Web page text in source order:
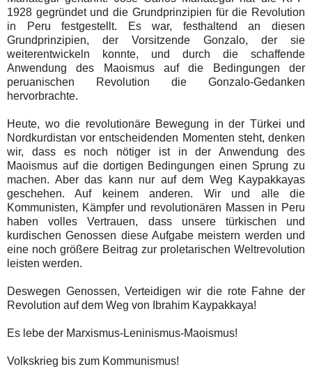
1928 gegründet und die Grundprinzipien für die Revolution
in Peru festgestellt. Es war, festhaltend an diesen
Grundprinzipien, der Vorsitzende Gonzalo, der sie
weiterentwickeln konnte, und durch die schaffende
Anwendung des Maoismus auf die Bedingungen der
peruanischen Revolution die Gonzalo-Gedanken
hervorbrachte.
Heute, wo die revolutionäre Bewegung in der Türkei und
Nordkurdistan vor entscheidenden Momenten steht, denken
wir, dass es noch nötiger ist in der Anwendung des
Maoismus auf die dortigen Bedingungen einen Sprung zu
machen. Aber das kann nur auf dem Weg Kaypakkayas
geschehen. Auf keinem anderen. Wir und alle die
Kommunisten, Kämpfer und revolutionären Massen in Peru
haben volles Vertrauen, dass unsere türkischen und
kurdischen Genossen diese Aufgabe meistern werden und
eine noch größere Beitrag zur proletarischen Weltrevolution
leisten werden.
Deswegen Genossen, Verteidigen wir die rote Fahne der
Revolution auf dem Weg von Ibrahim Kaypakkaya!
Es lebe der Marxismus-Leninismus-Maoismus!
Volkskrieg bis zum Kommunismus!